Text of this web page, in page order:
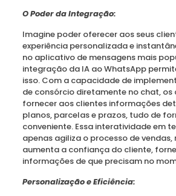
O Poder da Integração:
Imagine poder oferecer aos seus
experiência personalizada e
no aplicativo de mensagens mais
integração da IA ao WhatsApp
isso. Com a capacidade de
de consórcio diretamente no chat,
fornecer aos clientes informações
planos, parcelas e prazos, tudo de
conveniente. Essa interatividade em
apenas agiliza o processo de
aumenta a confiança do cliente,
informações de que precisam no
Personalização e Eficiência: